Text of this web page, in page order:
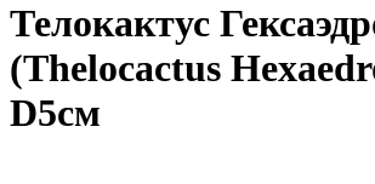
Телокактус
(Thelocactus
D5см